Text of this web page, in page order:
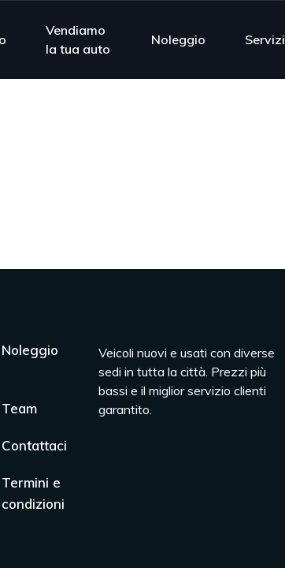
Vendiamo
la tua auto
Noleggio Servizi
Noleggio
Team
Contattaci
Termini e
condizioni
Veicoli nuovi e usati con diverse
sedi in tutta la città. Prezzi più
bassi e il miglior servizio clienti
garantito.